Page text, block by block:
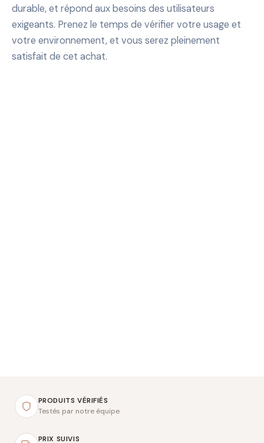
durable, et répond aux besoins des utilisateurs
exigeants. Prenez le temps de vérifier votre usage et
votre environnement, et vous serez pleinement
satisfait de cet achat.
PRODUITS VÉRIFIÉS
Testés par notre équipe
PRIX SUIVIS